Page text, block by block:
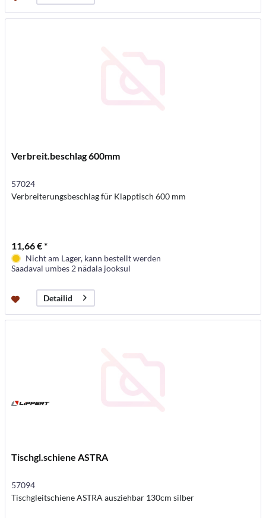
Verbreit.beschlag 600mm
57024
Verbreiterungsbeschlag für Klapptisch 600 mm
11,66 € *
Nicht am Lager, kann bestellt werden
Saadaval umbes 2 nädala jooksul
Detailid
Tischgl.schiene ASTRA
57094
Tischgleitschiene ASTRA ausziehbar 130cm silber